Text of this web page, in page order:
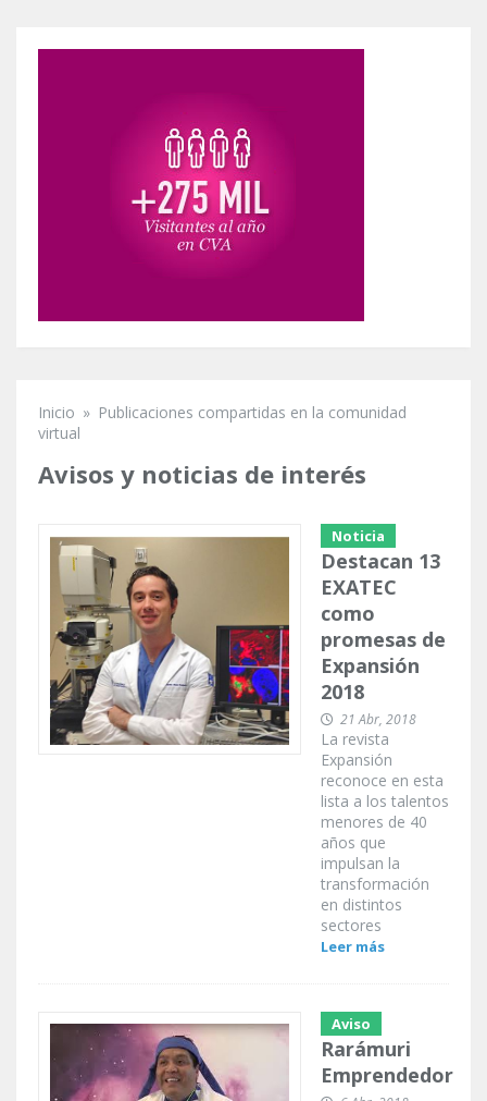
Se encuentra usted aquí
Inicio » Publicaciones compartidas en la comunidad
virtual
Avisos y noticias de interés
Noticia
Destacan 13
EXATEC
como
promesas de
Expansión
2018
21 Abr, 2018
La revista
Expansión
reconoce en esta
lista a los talentos
menores de 40
años que
impulsan la
transformación
en distintos
sectores
Leer más
Aviso
Rarámuri
Emprendedor